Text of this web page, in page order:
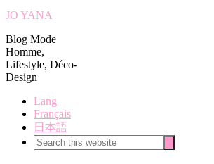
JO YANA
Blog Mode
Homme,
Lifestyle, Déco-
Design
Lang
Français
日本語
Search
this